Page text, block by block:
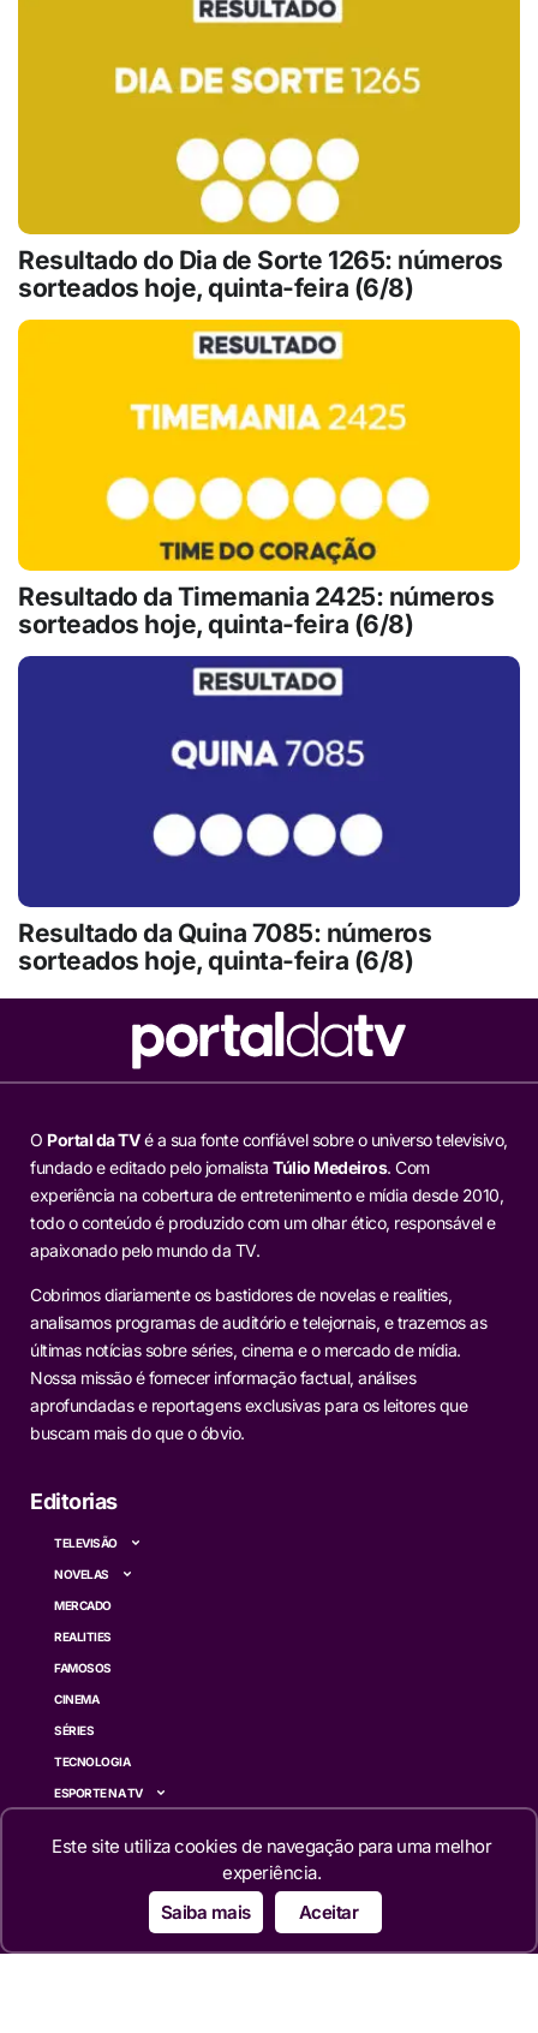
Resultado do Dia de Sorte 1265: números
sorteados hoje, quinta-feira (6/8)
Resultado da Timemania 2425: números
sorteados hoje, quinta-feira (6/8)
Resultado da Quina 7085: números
sorteados hoje, quinta-feira (6/8)
O Portal da TVé a sua fonte confiável sobre o universo televisivo,
fundado e editado pelo jornalista Túlio Medeiros. Com
experiência na cobertura de entretenimento e mídia desde 2010,
todo o conteúdo é produzido com um olhar ético, responsável e
apaixonado pelo mundo da TV.
Cobrimos diariamente os bastidores de novelas e realities,
analisamos programas de auditório e telejornais, e trazemos as
últimas notícias sobre séries, cinema e o mercado de mídia.
Nossa missão é fornecer informação factual, análises
aprofundadas e reportagens exclusivas para os leitores que
buscam mais do que o óbvio.
Editorias
TELEVISÃO
NOVELAS
MERCADO
REALITIES
FAMOSOS
CINEMA
SÉRIES
TECNOLOGIA
ESPORTE NA TV
TERMOS DE USO
Este site utiliza cookies de navegação para uma melhor
experiência.
Saiba mais
Aceitar